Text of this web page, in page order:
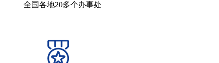
全国各地20多个办事处